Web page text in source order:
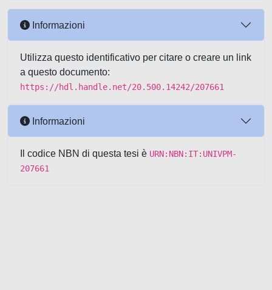
Informazioni
Utilizza questo identificativo per citare o creare un link
a questo documento:
https://hdl.handle.net/20.500.14242/207661
Informazioni
Il codice NBN di questa tesi è URN:NBN:IT:UNIVPM-
207661